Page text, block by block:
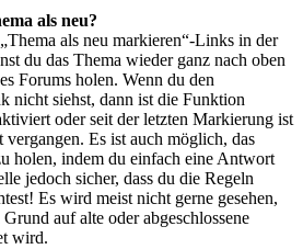
als neu?
als neu markieren“-Links in der
du das Thema wieder ganz nach oben
Forums holen. Wenn du den
nicht siehst, dann ist die Funktion
oder seit der letzten Markierung ist
Es ist auch möglich, das
holen, indem du einfach eine Antwort
jedoch sicher, dass du die Regeln
Es wird meist nicht gerne gesehen,
auf alte oder abgeschlossene
wird.